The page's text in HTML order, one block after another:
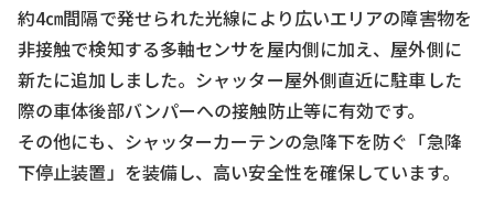
約4㎝間隔で発せられた光線により広いエリアの障害物を
非接触で検知する多軸センサを屋内側に加え、屋外側に
新たに追加しました。シャッター屋外側直近に駐車した
際の車体後部バンパーへの接触防止等に有効です。
その他にも、シャッターカーテンの急降下を防ぐ「急降
下停止装置」を装備し、高い安全性を確保しています。